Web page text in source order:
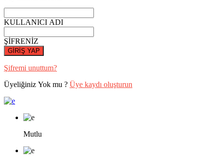
KULLANICI ADI
ŞİFRENİZ
GİRİŞ YAP
Şifremi unuttum?
Üyeliğiniz Yok mu ? Üye kaydı oluşturun
Mutlu